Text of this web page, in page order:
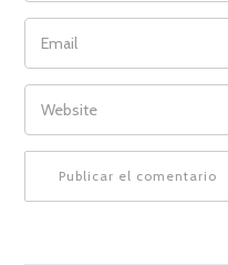
EMAIL
WEBSITE